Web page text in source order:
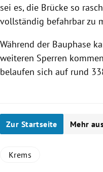
sei es, die Brücke so
vollständig befahrbar zu
Während der Bauphase
weiteren Sperren
belaufen sich auf rund
Zur Startseite Mehr
Krems